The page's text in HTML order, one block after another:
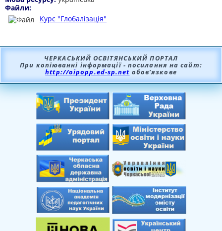
Файли:
Курс "Глобалізація"
ЧЕРКАСЬКИЙ ОСВІТЯНСЬКИЙ ПОРТАЛ
При копіюванні інформації - посилання на сайт:
http://oipopp.ed-sp.net обов’язкове